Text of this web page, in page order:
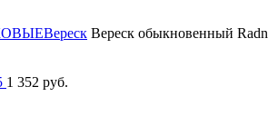
Вереск Вереск обыкновенный
1 352 руб.